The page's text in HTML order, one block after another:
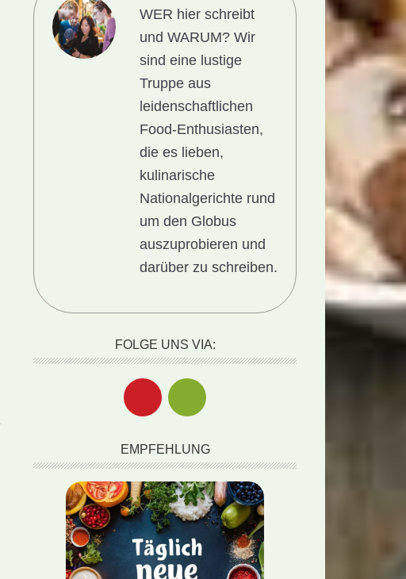
WER hier schreibt
und WARUM?Wir
sind eine lustige
Truppe aus
leidenschaftlichen
Food-Enthusiasten,
die es lieben,
kulinarische
Nationalgerichte rund
um den Globus
auszuprobieren und
darüber zu schreiben.
FOLGE UNS VIA:
EMPFEHLUNG